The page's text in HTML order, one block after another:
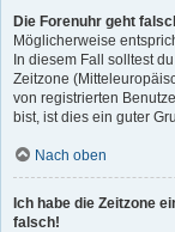
Die Forenuhr geht
Möglicherweise
In diesem Fall solltest
Zeitzone
von registrierten
bist, ist dies ein guter
Nach oben
Ich habe die Zeitzone
falsch!